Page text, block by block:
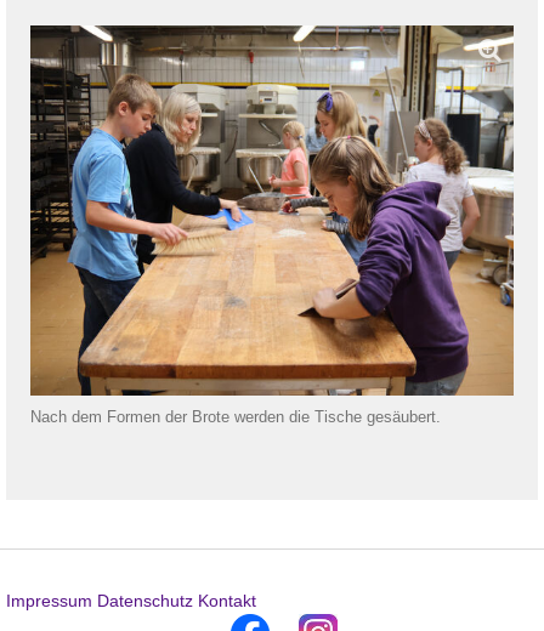
Nach dem Formen der Brote werden die Tische gesäubert.
Impressum Datenschutz Kontakt